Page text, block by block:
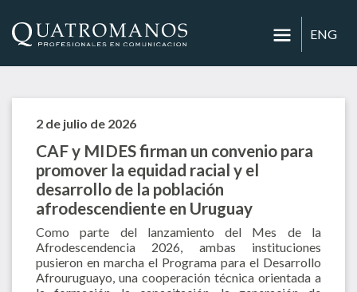
ENG
2 de julio de 2026
CAF y MIDES firman un convenio para
promover la equidad racial y el
desarrollo de la población
afrodescendiente en Uruguay
Como parte del lanzamiento del Mes de la
Afrodescendencia 2026, ambas instituciones
pusieron en marcha el Programa para el Desarrollo
Afrouruguayo, una cooperación técnica orientada a